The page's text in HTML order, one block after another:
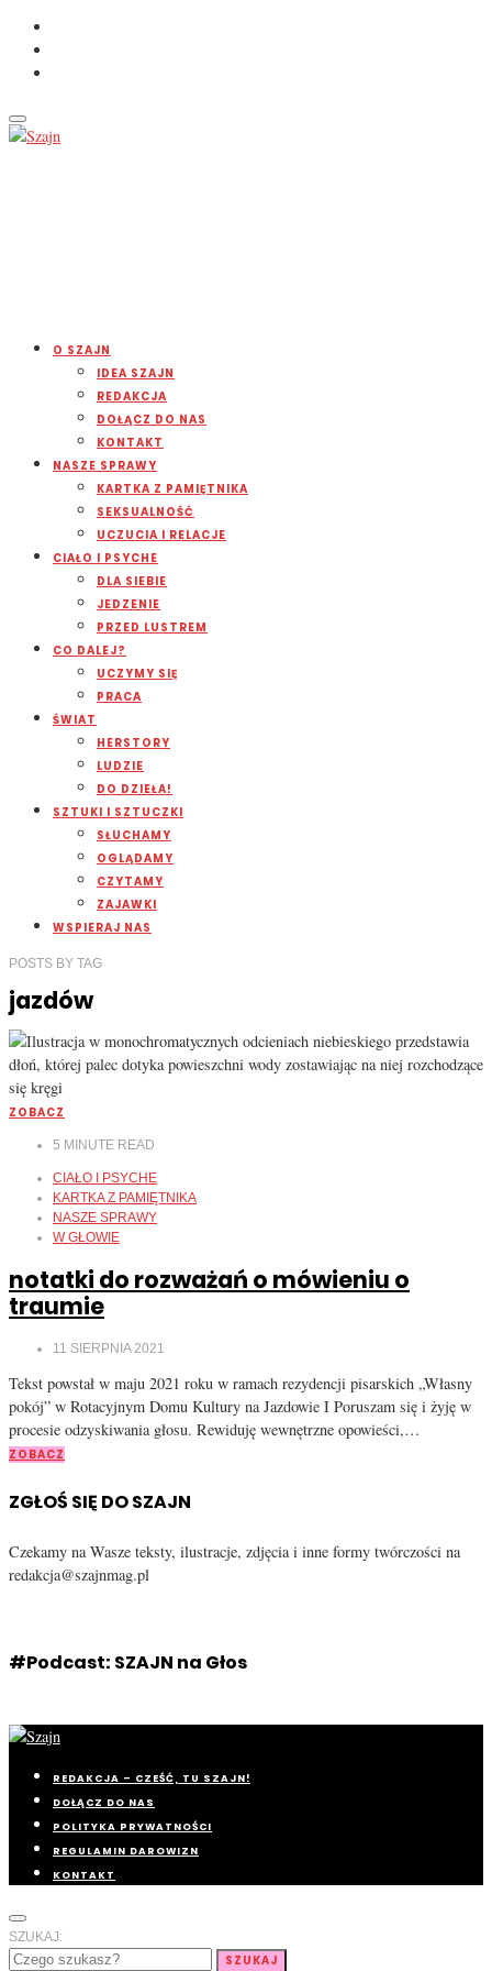
O SZAJN
IDEA SZAJN
REDAKCJA
DOŁĄCZ DO NAS
KONTAKT
NASZE SPRAWY
KARTKA Z PAMIĘTNIKA
SEKSUALNOŚĆ
UCZUCIA I RELACJE
CIAŁO I PSYCHE
DLA SIEBIE
JEDZENIE
PRZED LUSTREM
CO DALEJ?
UCZYMY SIĘ
PRACA
ŚWIAT
HERSTORY
LUDZIE
DO DZIEŁA!
SZTUKI I SZTUCZKI
SŁUCHAMY
OGLĄDAMY
CZYTAMY
ZAJAWKI
WSPIERAJ NAS
POSTS BY TAG
jazdów
ZOBACZ
5 MINUTE READ
CIAŁO I PSYCHE
KARTKA Z PAMIĘTNIKA
NASZE SPRAWY
W GŁOWIE
notatki do rozważań o mówieniu o
traumie
11 SIERPNIA 2021
Tekst powstał w maju 2021 roku w ramach rezydencji pisarskich „Własny
pokój” w Rotacyjnym Domu Kultury na Jazdowie I Poruszam się i żyję w
procesie odzyskiwania głosu. Rewiduję wewnętrzne opowieści,…
ZOBACZ
ZGŁOŚ SIĘ DO SZAJN
Czekamy na Wasze teksty, ilustracje, zdjęcia i inne formy twórczości na
redakcja@szajnmag.pl
#Podcast: SZAJN na Głos
REDAKCJA – CZEŚĆ, TU SZAJN!
DOŁĄCZ DO NAS
POLITYKA PRYWATNOŚCI
REGULAMIN DAROWIZN
KONTAKT
SZUKAJ:
SZUKAJ